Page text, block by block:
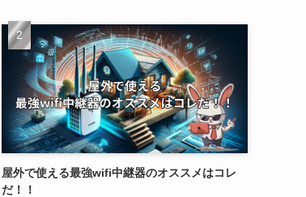
屋外で使える最強wifi中継器のオススメはコレ
だ！！